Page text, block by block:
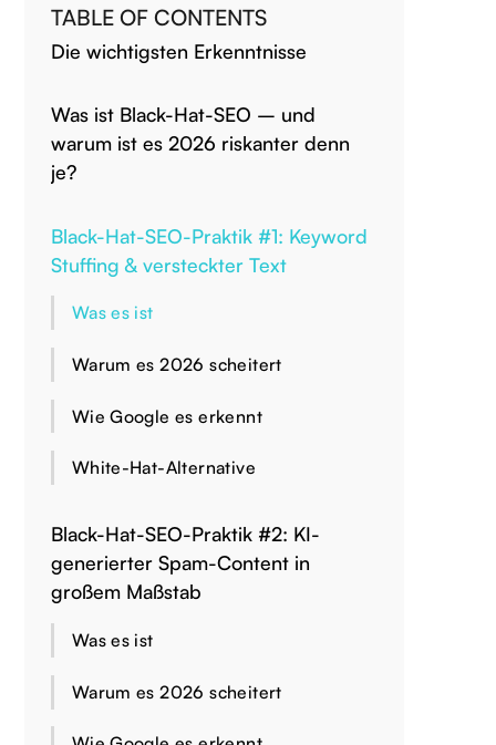
TABLE OF CONTENTS
Die wichtigsten Erkenntnisse
Was ist Black-Hat-SEO – und
warum ist es 2026 riskanter denn
je?
Black-Hat-SEO-Praktik #1: Keyword
Stuffing & versteckter Text
Was es ist
Warum es 2026 scheitert
Wie Google es erkennt
White-Hat-Alternative
Black-Hat-SEO-Praktik #2: KI-
generierter Spam-Content in
großem Maßstab
Was es ist
Warum es 2026 scheitert